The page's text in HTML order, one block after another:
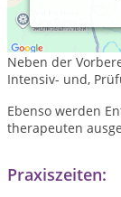
Neben der HP-
Neben der
Intensiv- und,
Ebenso werden
therapeuten
Praxiszeiten: